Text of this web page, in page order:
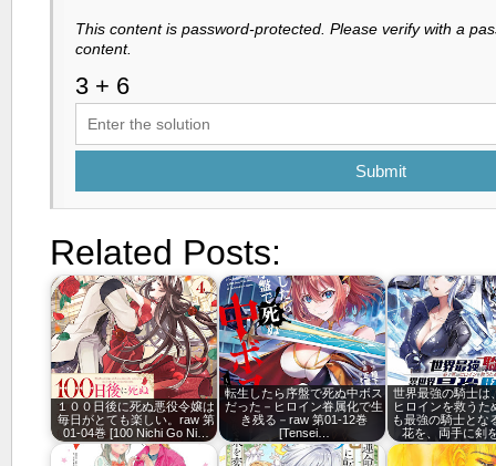
This content is password-protected. Please verify with a
content.
Submit
Related Posts:
１００日後に死ぬ悪役令嬢は
毎日がとても楽しい。raw 第
01-04巻 [100 Nichi Go Ni…
転生したら序盤で死ぬ中ボス
だった－ヒロイン眷属化で生
き残る－raw 第01-12巻
[Tensei…
世界最強の騎士は
ヒロインを救うた
も最強の騎士とな
花を、両手に剣